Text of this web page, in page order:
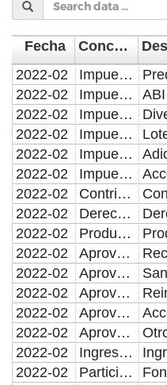
Fecha Concepto
2022-02
Impuestos
2022-02
Impuestos ABI
2022-02
Impuestos
2022-02
Impuestos
2022-02
Impuestos
2022-02
Impuestos
2022-02
Contribuciones de mejoras
2022-02
Derechos
2022-02
Productos
2022-02
Aprovechamientos
2022-02
Aprovechamientos
2022-02
Aprovechamientos
2022-02
Aprovechamientos
2022-02
Aprovechamientos
2022-02
Ingresos extraordinarios
2022-02
Participaciones